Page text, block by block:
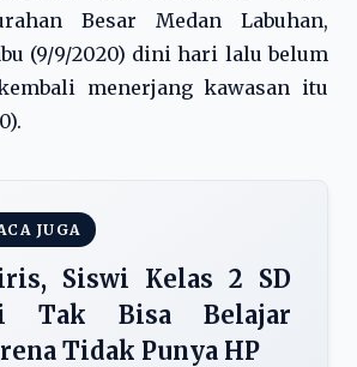
Besar Medan Labuhan,
(9/9/2020) dini hari lalu belum
menerjang kawasan itu
JUGA
Siswi Kelas 2 SD
Tak Bisa Belajar
Tidak Punya HP